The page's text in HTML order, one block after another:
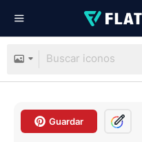
Guardar